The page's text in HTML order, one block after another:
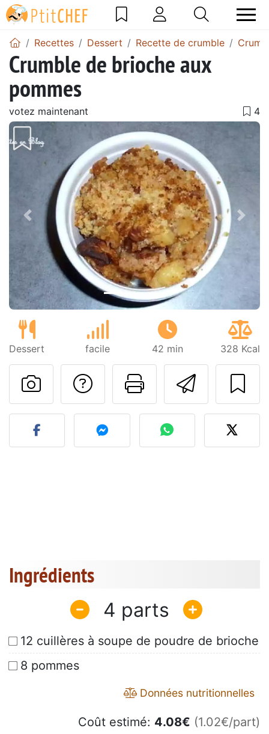
Recettes Dessert Recette de crumble
Crumble de brioche aux
pommes
votez maintenant
Précédent
Dessert facile 42 min 328 Kcal
Imprimer
Poser une
Publier votre photo de
Ingrédients
4
12 cuillères à soupe de poudre de brioche
8 pommes
Données nutritionnelles
Coût estimé: 4.08€ (1.02€/part)